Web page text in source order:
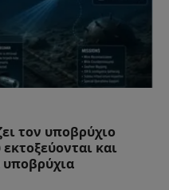
τον υποβρύχιο
και